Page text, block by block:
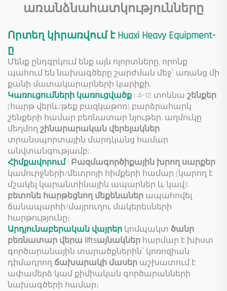
առանձնահատկությունները
Որտեղ կիրառվում է Huaxi Heavy Equipment-
ը
Մենք ընդգրկում ենք այն ոլորտները, որոնք
պահում են նախագծերը շարժման մեջ՝ առանց մի
քանի մատակարարների կարիքի.
Կառուցումների կառուցվածք : 4–12 տոննա շենքեր
(հարթ վերև/թեք բազկաթոռ) բարձրահարկ
շենքերի համար բեռնատար նյութեր. աղմուկը
մեղմող շինարարական վերելակներ
տրանսպորտային մարդկանց համար
անվտանգությամբ:
Հիմքավորում: Բազմագործիքային խրող սարքեր
կամուրջների/մետրոյի հիմքերի համար (կարող է
մշակել կարանտինային ապարներ և կավ):
բետոնե հարթեցնող մեքենաներ ապահովել
ճանապարհի/մայրուղու մակերեսների
հարթությունը։
Արդյունաբերական վայրեր կոմպակտ ծանր
բեռնատար վերա liftsայնակներ հարմար է խիստ
գործարանային տարածքներին՝ կոռոզիան
դիմադրող ճախարակի մասեր աշխատում է
ափամերձ կամ քիմիական գործարանների
նախագծերի համար։